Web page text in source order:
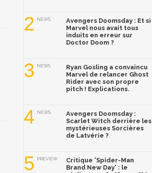
2 NEWS
Avengers Doomsday : Et si
Marvel nous avait tous
induits en erreur sur
Doctor Doom ?
3 NEWS
Ryan Gosling a convaincu
Marvel de relancer Ghost
Rider avec son propre
pitch ! Explications.
4 NEWS
Avengers Doomsday :
Scarlet Witch derrière les
mystérieuses Sorcières
de Latvérie ?
5 PREVIEW
Critique 'Spider-Man
Brand New Day' : le